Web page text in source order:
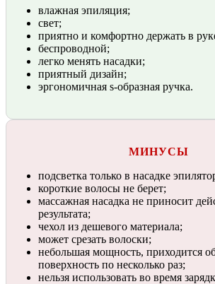
влажная эпиляция;
свет;
приятно и комфортно держать в
беспроводной;
легко менять насадки;
приятный дизайн;
эргономичная s-образная ручка.
МИНУСЫ
подсветка только в насадке
короткие волосы не берет;
массажная насадка не приносит
результата;
чехол из дешевого материала;
может срезать волоски;
небольшая мощность, приходится
поверхность по несколько раз;
нельзя использовать во время